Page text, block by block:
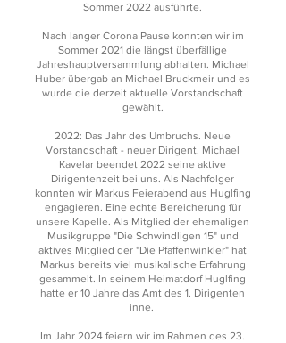
Sommer 2022 ausführte.
Nach langer Corona Pause konnten wir im
Sommer 2021 die längst überfällige
Jahreshauptversammlung abhalten. Michael
Huber übergab an Michael Bruckmeir und es
wurde die derzeit aktuelle Vorstandschaft
gewählt.
2022: Das Jahr des Umbruchs. Neue
Vorstandschaft - neuer Dirigent. Michael
Kavelar beendet 2022 seine aktive
Dirigentenzeit bei uns. Als Nachfolger
konnten wir Markus Feierabend aus Huglfing
engagieren. Eine echte Bereicherung für
unsere Kapelle. Als Mitglied der ehemaligen
Musikgruppe "Die Schwindligen 15" und
aktives Mitglied der "Die Pfaffenwinkler" hat
Markus bereits viel musikalische Erfahrung
gesammelt. In seinem Heimatdorf Huglfing
hatte er 10 Jahre das Amt des 1. Dirigenten
inne.
Im Jahr 2024 feiern wir im Rahmen des 23.